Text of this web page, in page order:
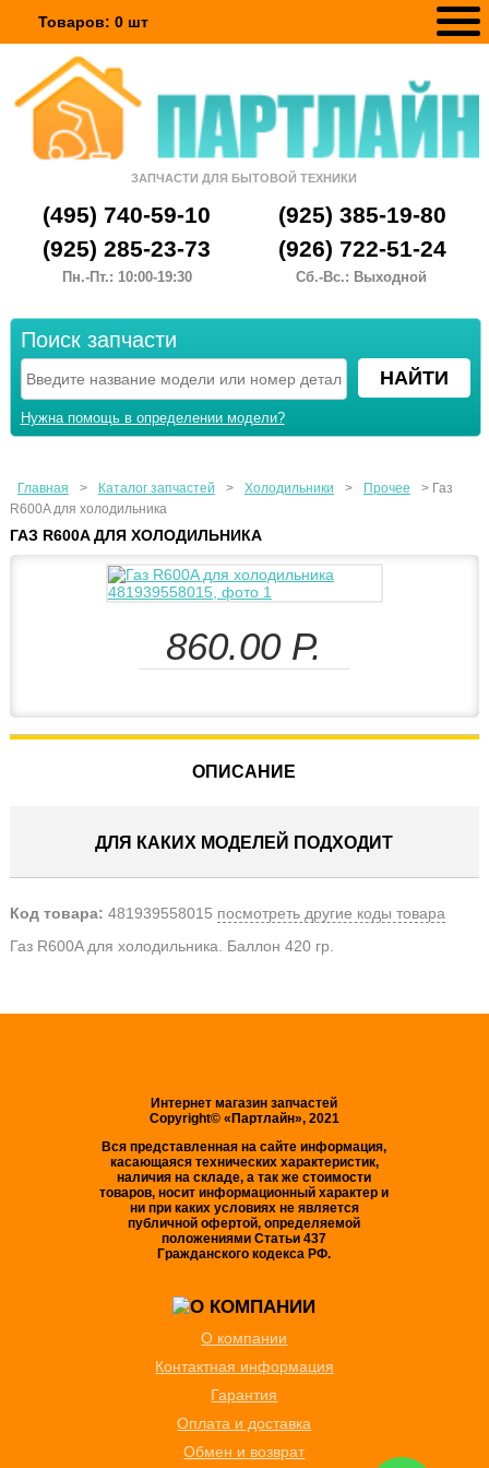
Товаров: 0 шт
ЗАПЧАСТИ ДЛЯ БЫТОВОЙ ТЕХНИКИ
(495) 740-59-10
(925) 385-19-80
(925) 285-23-73
(926) 722-51-24
Пн.-Пт.: 10:00-19:30 Сб.-Вс.: Выходной
Поиск запчасти
Нужна помощь в определении модели?
Главная > Каталог запчастей > Холодильники > Прочее > Газ
R600A для холодильника
ГАЗ R600A ДЛЯ ХОЛОДИЛЬНИКА
860.00Р.
ОПИСАНИЕ
ДЛЯ КАКИХ МОДЕЛЕЙ ПОДХОДИТ
Код товара: 481939558015 посмотреть другие коды товара
Газ R600A для холодильника. Баллон 420 гр.
Интернет магазин запчастей
Copyright© «Партлайн», 2021
Вся представленная на сайте информация,
касающаяся технических характеристик,
наличия на складе, а так же стоимости
товаров, носит информационный характер и
ни при каких условиях не является
публичной офертой, определяемой
положениями Статьи 437
Гражданского кодекса РФ.
О компании
Контактная информация
Гарантия
Оплата и доставка
Обмен и возврат